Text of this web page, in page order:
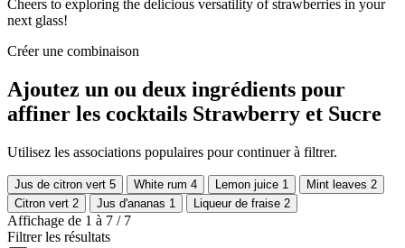
Cheers to exploring the delicious versatility of strawberries in your
next glass!
Créer une combinaison
Ajoutez un ou deux ingrédients pour
affiner les cocktails Strawberry et Sucre
Utilisez les associations populaires pour continuer à filtrer.
Jus de citron vert 5 White rum 4 Lemon juice 1 Mint leaves 2
Citron vert 2 Jus d'ananas 1 Liqueur de fraise 2
Affichage de 1 à 7 / 7
Filtrer les résultats